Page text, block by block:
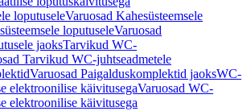
loputuseleVaruosad Kahesüsteemsele
loputuseleVaruosad
jaoksTarvikud WC-
Tarvikud WC-juhtseadmetele
Varuosad Paigalduskomplektid jaoksWC-
elektroonilise käivitusegaVaruosad WC-
elektroonilise käivitusega